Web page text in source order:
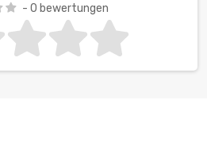
- 0 bewertungen